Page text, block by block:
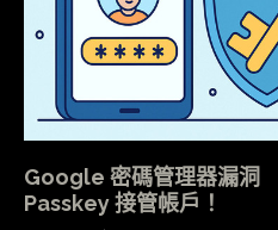
Google 密碼管理器漏洞
Passkey 接管帳戶！